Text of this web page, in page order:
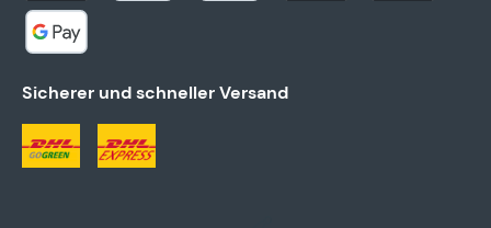
Sicherer und schneller Versand